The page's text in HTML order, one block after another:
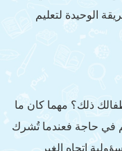
الوحيدة لتعليم
ذلك؟ مهما كان ما
في حاجة فعندما تُشرك
اتجاه الغير